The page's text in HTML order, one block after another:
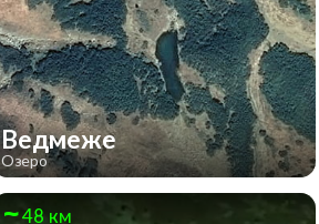
Ведмеже
Озеро
48 км